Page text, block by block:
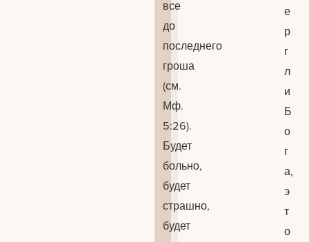
все
до
последнего
гроша
(см.
Мф.
5:26).
Будет
больно,
будет
страшно,
будет
е
р
г
л
и
Б
о
г
а,
э
т
о